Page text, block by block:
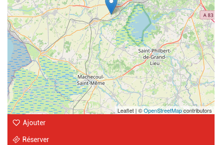
Leaflet | ©OpenStreetMapcontributors
Ajouter
Réserver